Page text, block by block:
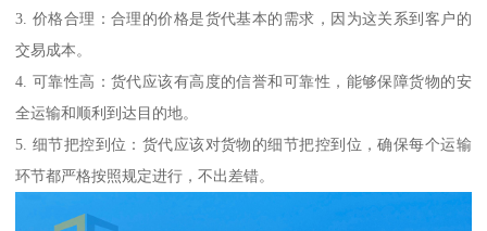
3. 价格合理：合理的价格是货代基本的需求，因为这关系到客户的
交易成本。
4. 可靠性高：货代应该有高度的信誉和可靠性，能够保障货物的安
全运输和顺利到达目的地。
5. 细节把控到位：货代应该对货物的细节把控到位，确保每个运输
环节都严格按照规定进行，不出差错。